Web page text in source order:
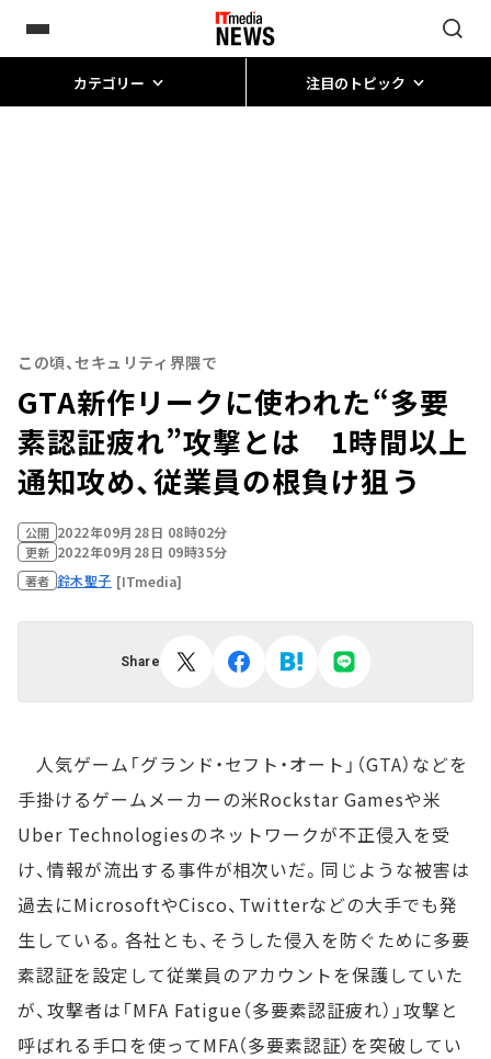
カテゴリー 注目のトピック
この頃、セキュリティ界隈で
GTA新作リークに使われた“多要
素認証疲れ”攻撃とは 1時間以上
通知攻め、従業員の根負け狙う
公開 2022年09月28日 08時02分
更新 2022年09月28日 09時35分
著者 鈴木聖子 [ITmedia]
Share
人気ゲーム「グランド・セフト・オート」（GTA）などを
手掛けるゲームメーカーの米Rockstar Gamesや米
Uber Technologiesのネットワークが不正侵入を受
け、情報が流出する事件が相次いだ。同じような被害は
過去にMicrosoftやCisco、Twitterなどの大手でも発
生している。各社とも、そうした侵入を防ぐために多要
素認証を設定して従業員のアカウントを保護していた
が、攻撃者は「MFA Fatigue（多要素認証疲れ）」攻撃と
呼ばれる手口を使ってMFA（多要素認証）を突破してい